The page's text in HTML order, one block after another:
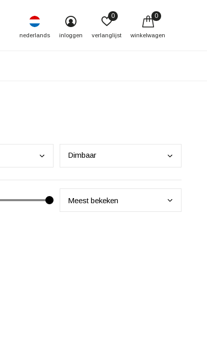
nederlands inloggen verlanglijst
0
winkelwagen
0
Dimbaar